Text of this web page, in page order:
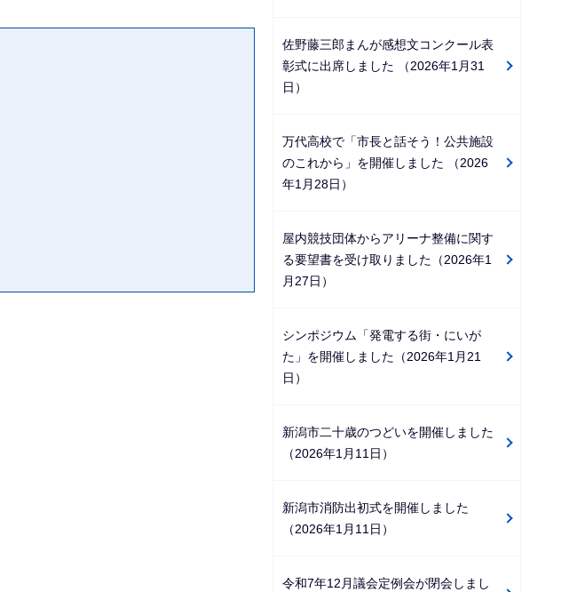
佐野藤三郎まんが感想文コンクール表
彰式に出席しました （2026年1月31
日）
万代高校で「市長と話そう！公共施設
のこれから」を開催しました （2026
年1月28日）
屋内競技団体からアリーナ整備に関す
る要望書を受け取りました（2026年1
月27日）
シンポジウム「発電する街・にいが
た」を開催しました（2026年1月21
日）
新潟市二十歳のつどいを開催しました
（2026年1月11日）
新潟市消防出初式を開催しました
（2026年1月11日）
令和7年12月議会定例会が閉会しまし